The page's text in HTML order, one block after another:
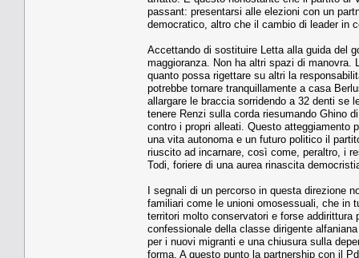
passant: presentarsi alle elezioni con un
democratico, altro che il cambio di leader in
Accettando di sostituire Letta alla guida del
maggioranza. Non ha altri spazi di manovra.
quanto possa rigettare su altri la
potrebbe tornare tranquillamente a casa
allargare le braccia sorridendo a 32 denti se
tenere Renzi sulla corda riesumando Ghino
contro i propri alleati. Questo atteggiamento
una vita autonoma e un futuro politico il
riuscito ad incarnare, così come, peraltro, i
Todi, foriere di una aurea rinascita
I segnali di un percorso in questa direzione
familiari come le unioni omosessuali, che in
territori molto conservatori e forse addirittura
confessionale della classe dirigente
per i nuovi migranti e una chiusura sulla
forma. A questo punto la partnership con il